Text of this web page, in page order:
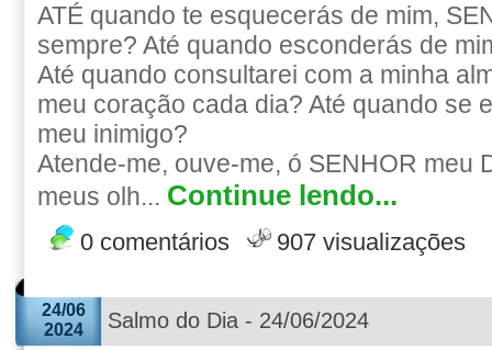
ATÉ quando te esquecerás de mim,
sempre? Até quando esconderás de
Até quando consultarei com a minha
meu coração cada dia? Até quando se
meu inimigo?
Atende-me, ouve-me, ó SENHOR meu
meus olh... Continue lendo...
0 comentários 907 visualizações
24/06
2024
Salmo do Dia - 24/06/2024